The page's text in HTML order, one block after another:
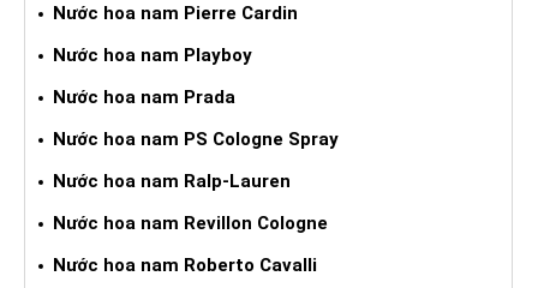
Nước hoa nam Pierre Cardin
Nước hoa nam Playboy
Nước hoa nam Prada
Nước hoa nam PS Cologne Spray
Nước hoa nam Ralp-Lauren
Nước hoa nam Revillon Cologne
Nước hoa nam Roberto Cavalli